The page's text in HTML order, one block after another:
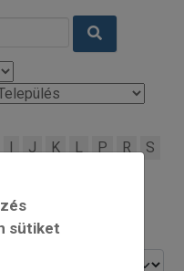
I J K L P R
S
sütiket